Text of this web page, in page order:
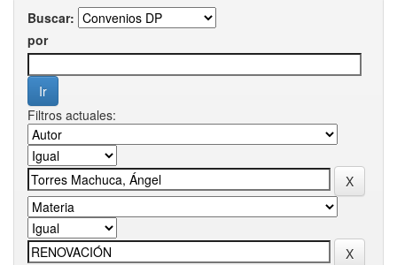
Buscar:
por
Filtros actuales: